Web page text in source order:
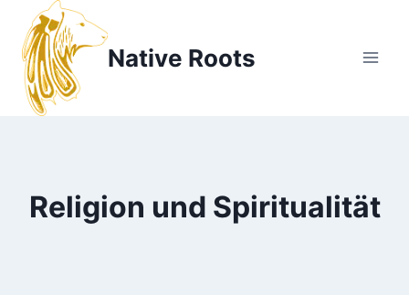
Inhalt
springen
Native Roots
Religion und Spiritualität